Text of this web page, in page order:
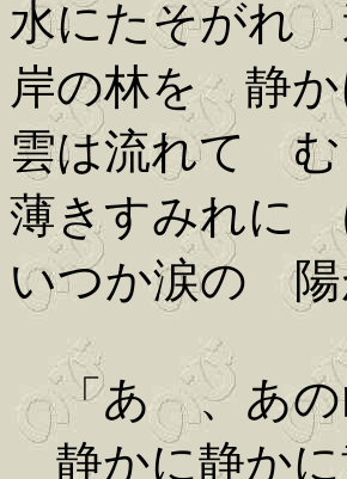
水にたそがれ
岸の林を 静か
雲は流れて む
薄きすみれに
いつか涙の 陽
「あゝ、あの
静かに静かに